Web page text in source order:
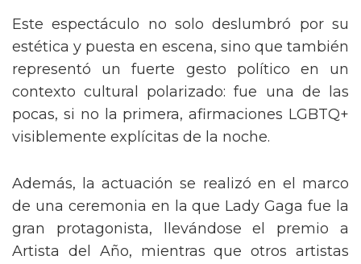
Este espectáculo no solo deslumbró por su
estética y puesta en escena, sino que también
representó un fuerte gesto político en un
contexto cultural polarizado: fue una de las
pocas, si no la primera, afirmaciones LGBTQ+
visiblemente explícitas de la noche.
Además, la actuación se realizó en el marco
de una ceremonia en la que Lady Gaga fue la
gran protagonista, llevándose el premio a
Artista del Año, mientras que otros artistas